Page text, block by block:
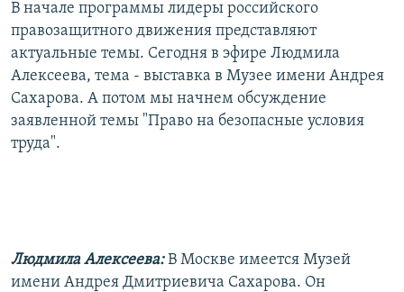
Все сайты РСЕ/РС
В начале программы лидеры российского
правозащитного движения представляют
актуальные темы. Сегодня в эфире Людмила
Алексеева, тема - выставка в Музее имени Андрея
Сахарова. А потом мы начнем обсуждение
заявленной темы "Право на безопасные условия
труда".
Людмила Алексеева: В Москве имеется Музей
имени Андрея Дмитриевича Сахарова. Он